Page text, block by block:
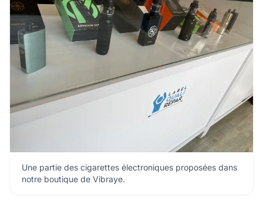
Une partie des cigarettes électroniques proposées dans
notre boutique de Vibraye.